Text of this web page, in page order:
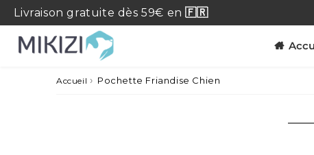
Livraison gratuite dès 59€ en🇫🇷
Accueil › Pochette Friandise Chien